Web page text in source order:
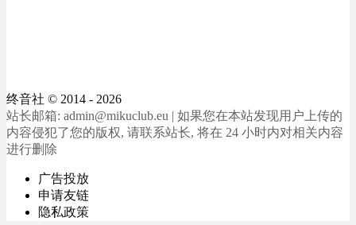
终音社 © 2014 - 2026
站长邮箱: admin@mikuclub.eu | 如果您在本站发现用户上传的
内容侵犯了您的版权, 请联系站长, 将在 24 小时内对相关内容
进行删除
广告投放
申请友链
隐私政策